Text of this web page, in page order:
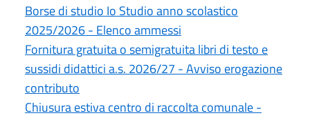
Borse di studio Io Studio anno scolastico
2025/2026 - Elenco ammessi
Fornitura gratuita o semigratuita libri di testo e
sussidi didattici a.s. 2026/27 - Avviso erogazione
contributo
Chiusura estiva centro di raccolta comunale -